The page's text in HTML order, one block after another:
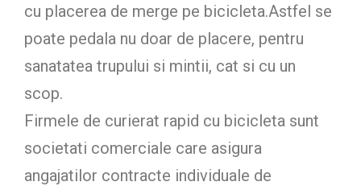
cu placerea de merge pe bicicleta.Astfel se
poate pedala nu doar de placere, pentru
sanatatea trupului si mintii, cat si cu un
scop.
Firmele de curierat rapid cu bicicleta sunt
societati comerciale care asigura
angajatilor contracte individuale de